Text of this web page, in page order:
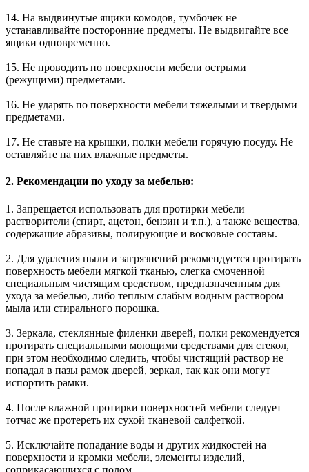
14. На выдвинутые ящики комодов, тумбочек не
устанавливайте посторонние предметы. Не выдвигайте все
ящики одновременно.
15. Не проводить по поверхности мебели острыми
(режущими) предметами.
16. Не ударять по поверхности мебели тяжелыми и твердыми
предметами.
17. Не ставьте на крышки, полки мебели горячую посуду. Не
оставляйте на них влажные предметы.
2. Рекомендации по уходу за мебелью:
1. Запрещается использовать для протирки мебели
растворители (спирт, ацетон, бензин и т.п.), а также вещества,
содержащие абразивы, полирующие и восковые составы.
2. Для удаления пыли и загрязнений рекомендуется протирать
поверхность мебели мягкой тканью, слегка смоченной
специальным чистящим средством, предназначенным для
ухода за мебелью, либо теплым слабым водным раствором
мыла или стирального порошка.
3. Зеркала, стеклянные филенки дверей, полки рекомендуется
протирать специальными моющими средствами для стекол,
при этом необходимо следить, чтобы чистящий раствор не
попадал в пазы рамок дверей, зеркал, так как они могут
испортить рамки.
4. После влажной протирки поверхностей мебели следует
тотчас же протереть их сухой тканевой салфеткой.
5. Исключайте попадание воды и других жидкостей на
поверхности и кромки мебели, элементы изделий,
соприкасающихся с полом.